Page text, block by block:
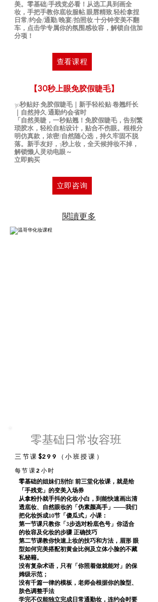
美。零基础/手残党必看！从选工具到画全
妆，手把手教你底妆服帖,眼唇精致,轻松拿捏
日常/约会/通勤/晚宴/拍照妆.十分钟变美不翻
车，点击学专属你的氛围感妆容，解锁自信加
分项！
查看课程
【30秒上眼免胶假睫毛】
30秒贴好·免胶假睫毛｜新手轻松贴·卷翘纤长
｜自然持久·通勤约会省时
「自然美睫，一秒贴翘！免胶假睫毛，告别繁
琐胶水，轻松自粘设计，贴合不伤眼。根根分
明仿真款，浓密/自然随心选，持久牢固不脱
落。新手友好，3秒上妆，全天候持妆不掉，
解锁懒人灵动电眼～
​立即购买
立即咨询
閱讀更多
零基础日常妆容班
三节课 ​$299（小班授课）
每节课2小时
零基础的姐妹们别怕! 前三堂化妆课，就是给
「手残党」的变美入场券
从拿粉扑就手抖的化妆小白，到能快速画出清
透底妆、自然眼妆的「伪素颜高手」——我们
把化妆拆成10节「傻瓜式」小课：
第一节课只教你「3步选对粉底色号」你适合
的妆容及化妆的步骤 正确技巧
第二节课教你快速上妆的技巧和方法，眉形 眼
型如何完美搭配初黄金比例及立体小脸的不藏
私秘籍。
没有复杂术语，只有「你照着做就能对」的保
姆级示范；
没有千篇一律的模板，老师会根据你的脸型、
肤色调整手法